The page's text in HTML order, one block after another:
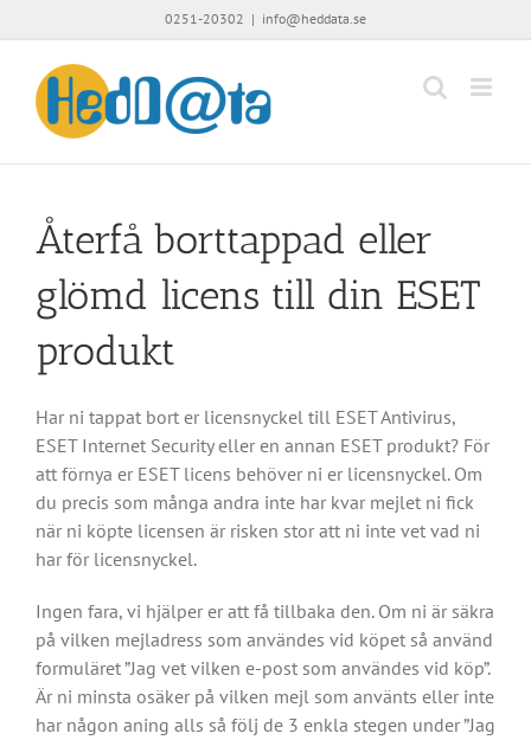
till
innehållet
0251-20302 | info@heddata.se
Återfå borttappad eller
glömd licens till din ESET
produkt
Har ni tappat bort er licensnyckel till ESET Antivirus,
ESET Internet Security eller en annan ESET produkt? För
att förnya er ESET licens behöver ni er licensnyckel. Om
du precis som många andra inte har kvar mejlet ni fick
när ni köpte licensen är risken stor att ni inte vet vad ni
har för licensnyckel.
Ingen fara, vi hjälper er att få tillbaka den. Om ni är säkra
på vilken mejladress som användes vid köpet så använd
formuläret ”Jag vet vilken e-post som användes vid köp”.
Är ni minsta osäker på vilken mejl som använts eller inte
har någon aning alls så följ de 3 enkla stegen under ”Jag